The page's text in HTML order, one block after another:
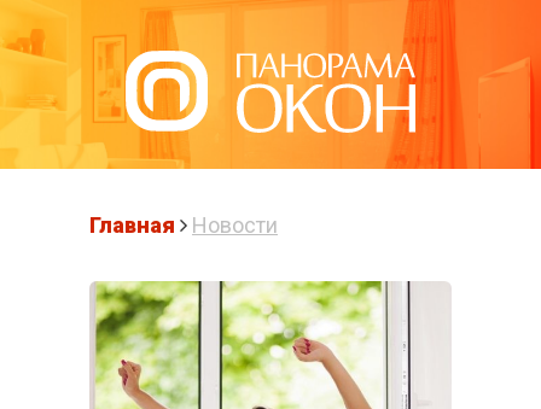
ПЛАСТИКОВЫЕ
ОКНА В
ПОДОЛЬСКЕ
Главная Новости